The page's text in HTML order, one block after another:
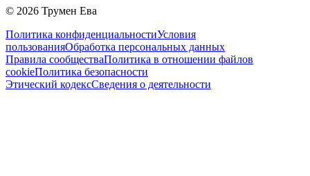
© 2026 Трумен Ева
Политика конфиденциальностиУсловия
пользованияОбработка персональных данных
Правила сообществаПолитика в отношении файлов
cookieПолитика безопасности
Этический кодексСведения о деятельности